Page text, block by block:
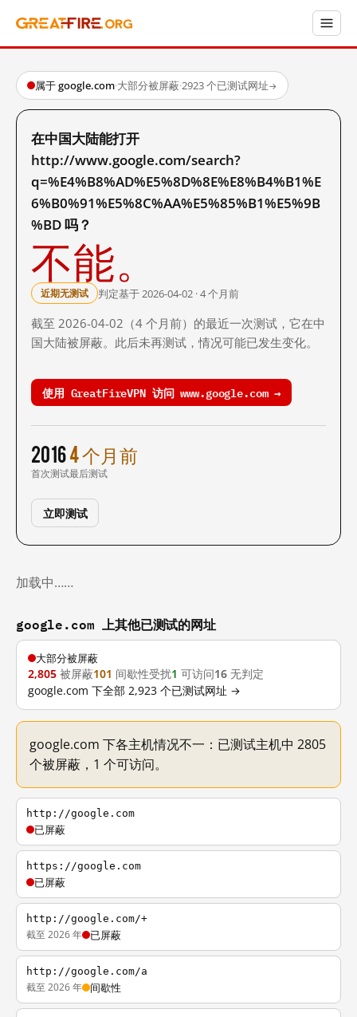
属于 google.com·大部分被屏蔽·2923 个已测试网址→
在中国大陆能打开
http://www.google.com/search?
q=%E4%B8%AD%E5%8D%8E%E8%B4%B1%E
6%B0%91%E5%8C%AA%E5%85%B1%E5%9B
%BD 吗？
不能。
近期无测试 判定基于 2026-04-02 · 4 个月前
截至 2026-04-02（4 个月前）的最近一次测试，它在中
国大陆被屏蔽。此后未再测试，情况可能已发生变化。
使用 GreatFireVPN 访问 www.google.com →
2016
首次测试
4 个月前
最后测试
立即测试
加载中……
google.com 上其他已测试的网址
大部分被屏蔽
2,805 被屏蔽101 间歇性受扰1 可访问16 无判定
google.com 下全部 2,923 个已测试网址 →
google.com 下各主机情况不一：已测试主机中 2805
个被屏蔽，1 个可访问。
http://google.com
已屏蔽
https://google.com
已屏蔽
http://google.com/+
截至 2026 年 已屏蔽
http://google.com/a
截至 2026 年 间歇性